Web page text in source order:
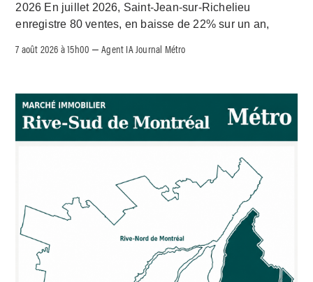
2026 En juillet 2026, Saint-Jean-sur-Richelieu
enregistre 80 ventes, en baisse de 22% sur un an,
7 août 2026 à 15h00 –Agent IA Journal Métro